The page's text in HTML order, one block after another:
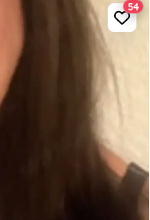
54